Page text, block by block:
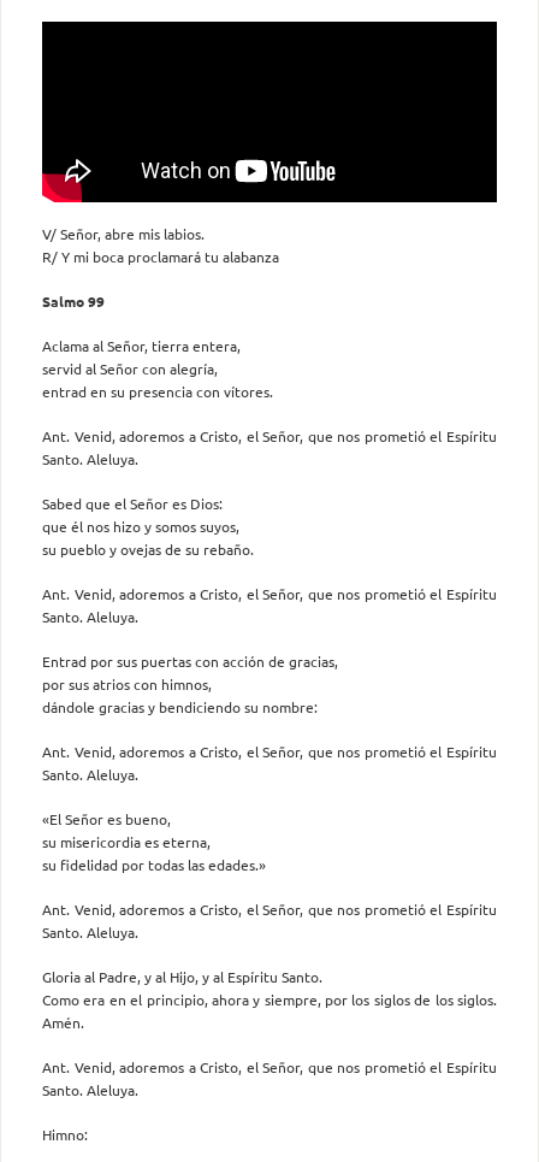
V/ Señor, abre mis labios.
R/ Y mi boca proclamará tu alabanza
Salmo 99
Aclama al Señor, tierra entera,
servid al Señor con alegría,
entrad en su presencia con vítores.
Ant. Venid, adoremos a Cristo, el Señor, que nos prometió el Espíritu
Santo. Aleluya.
Sabed que el Señor es Dios:
que él nos hizo y somos suyos,
su pueblo y ovejas de su rebaño.
Ant. Venid, adoremos a Cristo, el Señor, que nos prometió el Espíritu
Santo. Aleluya.
Entrad por sus puertas con acción de gracias,
por sus atrios con himnos,
dándole gracias y bendiciendo su nombre:
Ant. Venid, adoremos a Cristo, el Señor, que nos prometió el Espíritu
Santo. Aleluya.
«El Señor es bueno,
su misericordia es eterna,
su fidelidad por todas las edades.»
Ant. Venid, adoremos a Cristo, el Señor, que nos prometió el Espíritu
Santo. Aleluya.
Gloria al Padre, y al Hijo, y al Espíritu Santo.
Como era en el principio, ahora y siempre, por los siglos de los siglos.
Amén.
Ant. Venid, adoremos a Cristo, el Señor, que nos prometió el Espíritu
Santo. Aleluya.
Himno: